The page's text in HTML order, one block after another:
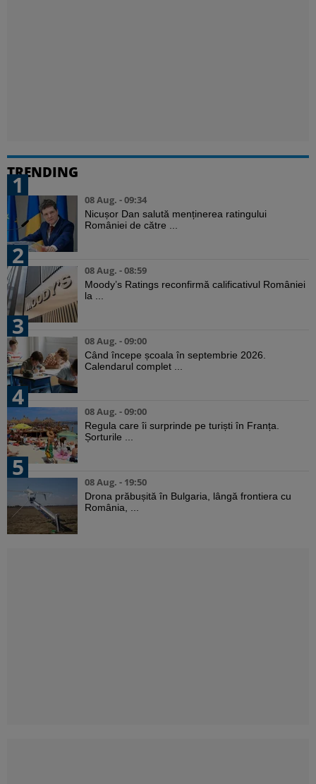
TRENDING
1
08 Aug. - 09:34
Nicușor Dan salută menținerea ratingului
României de către ...
2
08 Aug. - 08:59
Moody’s Ratings reconfirmă calificativul României
la ...
3
08 Aug. - 09:00
Când începe școala în septembrie 2026.
Calendarul complet ...
4
08 Aug. - 09:00
Regula care îi surprinde pe turiști în Franța.
Șorturile ...
5
08 Aug. - 19:50
Drona prăbușită în Bulgaria, lângă frontiera cu
România, ...